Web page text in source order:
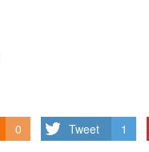
0 Tweet 1